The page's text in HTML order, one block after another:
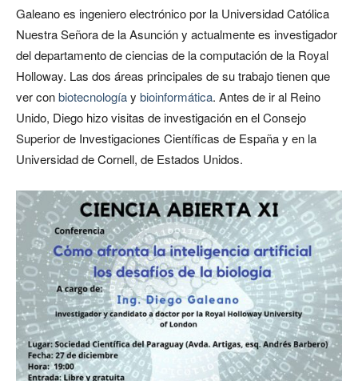
Galeano es ingeniero electrónico por la Universidad Católica
Nuestra Señora de la Asunción y actualmente es investigador
del departamento de ciencias de la computación de la Royal
Holloway. Las dos áreas principales de su trabajo tienen que
ver conbiotecnologíay bioinformática. Antes de ir al Reino
Unido, Diego hizo visitas de investigación en el Consejo
Superior de Investigaciones Científicas de España y en la
Universidad de Cornell, de Estados Unidos.